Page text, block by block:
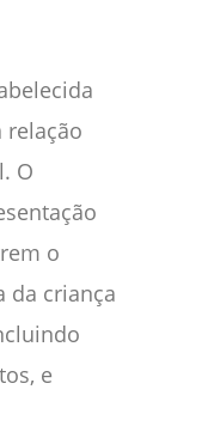
relação
O
o
da criança
e